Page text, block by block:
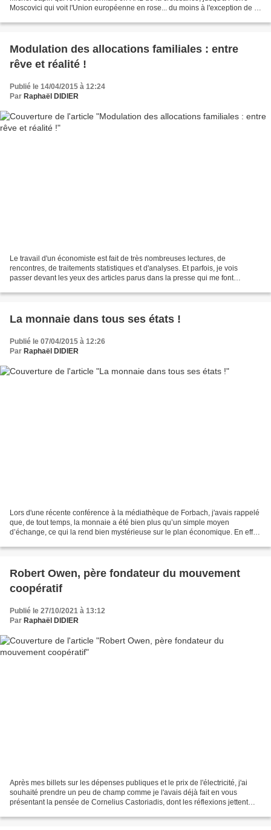
Moscovici qui voit l'Union européenne en rose... du moins à l'exception de la
Modulation des allocations familiales : entre
rêve et réalité !
Publié le 14/04/2015 à 12:24
Par Raphaël DIDIER
Le travail d'un économiste est fait de très nombreuses lectures, de
rencontres, de traitements statistiques et d'analyses. Et parfois, je vois
passer devant les yeux des articles parus dans la presse qui me font
La monnaie dans tous ses états !
Publié le 07/04/2015 à 12:26
Par Raphaël DIDIER
Lors d'une récente conférence à la médiathèque de Forbach, j'avais rappelé
que, de tout temps, la monnaie a été bien plus qu’un simple moyen
d’échange, ce qui la rend bien mystérieuse sur le plan économique. En effet,
Robert Owen, père fondateur du mouvement
coopératif
Publié le 27/10/2021 à 13:12
Par Raphaël DIDIER
Après mes billets sur les dépenses publiques et le prix de l'électricité, j'ai
souhaité prendre un peu de champ comme je l'avais déjà fait en vous
présentant la pensée de Cornelius Castoriadis, dont les réflexions jettent